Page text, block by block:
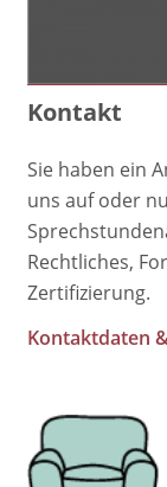
Kontakt
Sie haben ein
uns auf oder
Rechtliches,
Zertifizierung.
Kontaktdaten